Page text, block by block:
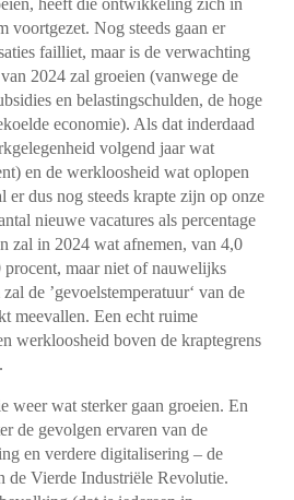
heeft die ontwikkeling zich in
voortgezet. Nog steeds gaan er
failliet, maar is de verwachting
2024 zal groeien (vanwege de
en belastingschulden, de hoge
economie). Als dat inderdaad
volgend jaar wat
en de werkloosheid wat oplopen
er dus nog steeds krapte zijn op onze
nieuwe vacatures als percentage
zal in 2024 wat afnemen, van 4,0
maar niet of nauwelijks
de ’gevoelstemperatuur‘ van de
meevallen. Een echt ruime
werkloosheid boven de kraptegrens
weer wat sterker gaan groeien. En
de gevolgen ervaren van de
en verdere digitalisering – de
de Vierde Industriële Revolutie.